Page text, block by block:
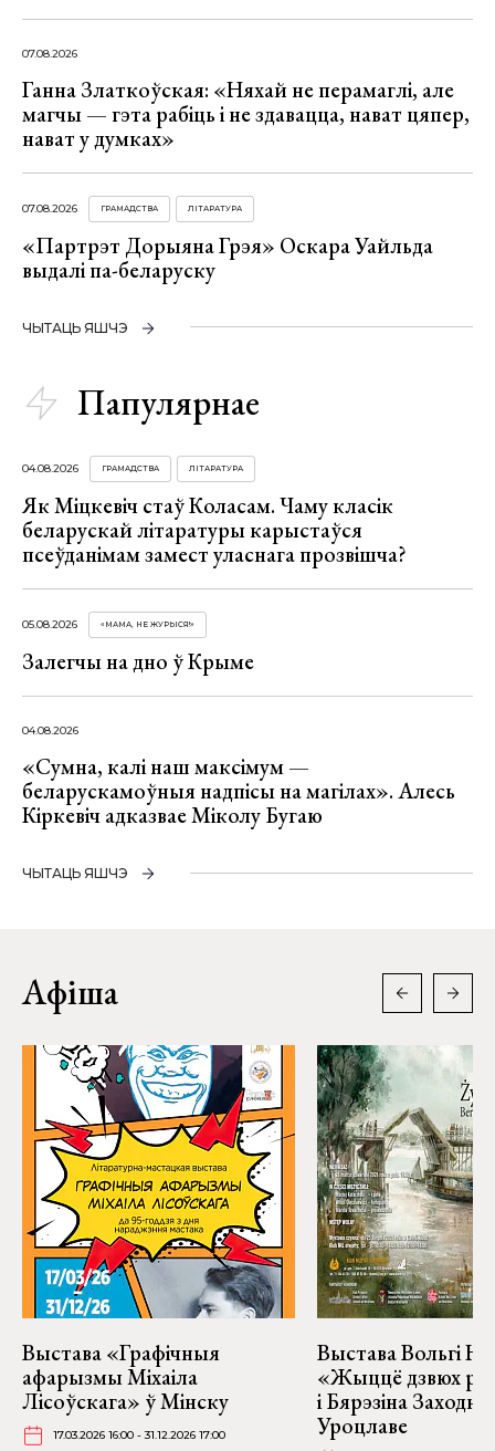
07.08.2026
Ганна Златкоўская: «Няхай не перамаглі, але
магчы — гэта рабіць і не здавацца, нават цяпер,
нават у думках»
07.08.2026 ГРАМАДСТВА ЛІТАРАТУРА
«Партрэт Дорыяна Грэя» Оскара Уайльда
выдалі па-беларуску
ЧЫТАЦЬ ЯШЧЭ
Папулярнае
04.08.2026 ГРАМАДСТВА ЛІТАРАТУРА
Як Міцкевіч стаў Коласам. Чаму класік
беларускай літаратуры карыстаўся
псеўданімам замест уласнага прозвішча?
05.08.2026 «МАМА, НЕ ЖУРЫСЯ!»
Залегчы на дно ў Крыме
04.08.2026
«Сумна, калі наш максімум —
беларускамоўныя надпісы на магілах». Алесь
Кіркевіч адказвае Міколу Бугаю
ЧЫТАЦЬ ЯШЧЭ
Афіша
Выстава «Графічныя
афарызмы Міхаіла
Лісоўскага» ў Мінску
17.03.2026 16:00 - 31.12.2026 17:00
Выстава Вольгі
«Жыццё дзвюх
і Бярэзіна
Уроцлаве